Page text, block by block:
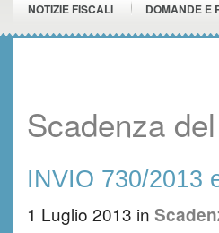
NOTIZIE FISCALI DOMANDE E
Scadenza
INVIO 730/2013
1 Luglio 2013 in